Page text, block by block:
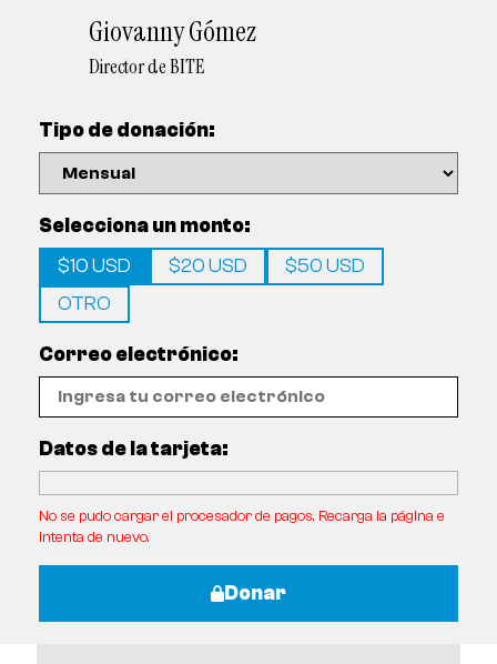
Giovanny Gómez
Director de BITE
Tipo de donación:
Selecciona un monto:
$10 USD
$20 USD
$50 USD
OTRO
Correo electrónico:
Datos de la tarjeta:
No se pudo cargar el procesador de pagos. Recarga la página e
intenta de nuevo.
Donar